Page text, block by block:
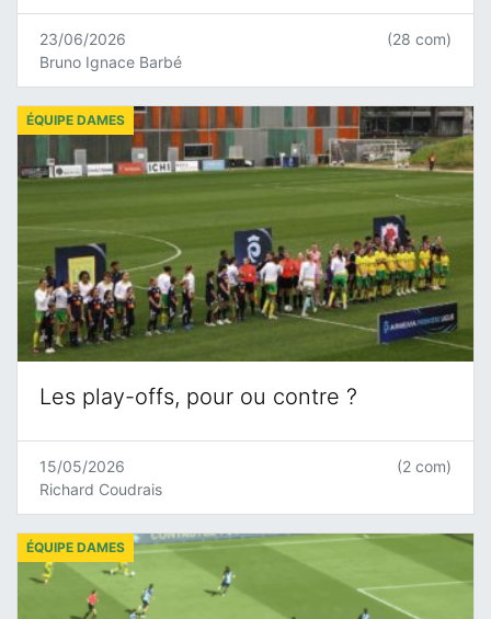
23/06/2026
Bruno Ignace Barbé
(28 com)
Les play-offs, pour ou contre ?
ÉQUIPE DAMES
15/05/2026
Richard Coudrais
(2 com)
ÉQUIPE DAMES